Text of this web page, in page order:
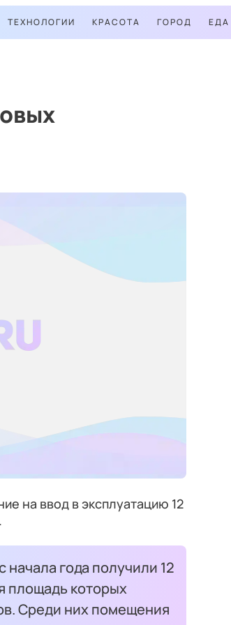
ТЕХНОЛОГИИ КРАСОТА ГОРОД ЕДА
на ввод в эксплуатацию 12
года получили 12
площадь которых
Среди них помещения